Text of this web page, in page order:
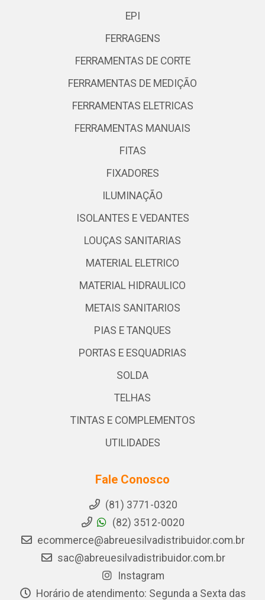
EPI
FERRAGENS
FERRAMENTAS DE CORTE
FERRAMENTAS DE MEDIÇÃO
FERRAMENTAS ELETRICAS
FERRAMENTAS MANUAIS
FITAS
FIXADORES
ILUMINAÇÃO
ISOLANTES E VEDANTES
LOUÇAS SANITARIAS
MATERIAL ELETRICO
MATERIAL HIDRAULICO
METAIS SANITARIOS
PIAS E TANQUES
PORTAS E ESQUADRIAS
SOLDA
TELHAS
TINTAS E COMPLEMENTOS
UTILIDADES
Fale Conosco
(81) 3771-0320
(82) 3512-0020
ecommerce@abreuesilvadistribuidor.com.br
sac@abreuesilvadistribuidor.com.br
Instagram
Horário de atendimento: Segunda a Sexta das